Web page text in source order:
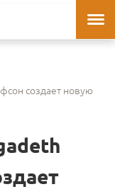
создает новую